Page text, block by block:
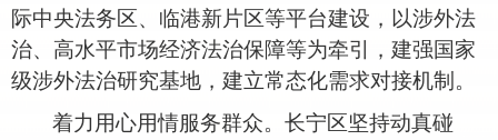
际中央法务区、临港新片区等平台建设，以涉外法
治、高水平市场经济法治保障等为牵引，建强国家
级涉外法治研究基地，建立常态化需求对接机制。
着力用心用情服务群众。长宁区坚持动真碰